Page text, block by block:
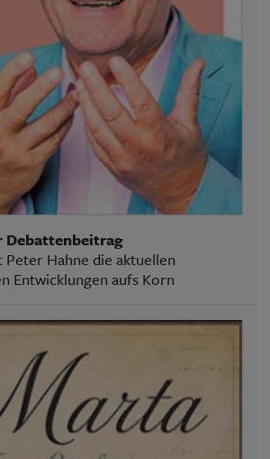
Debattenbeitrag
Hahne die aktuellen
Entwicklungen aufs Korn